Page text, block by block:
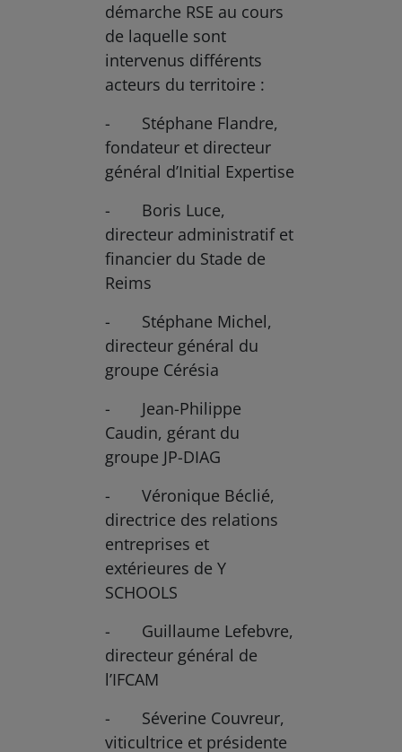
démarche RSE au cours
de laquelle sont
intervenus différents
acteurs du territoire :
- Stéphane Flandre,
fondateur et directeur
général d’Initial Expertise
- Boris Luce,
directeur administratif et
financier du Stade de
Reims
- Stéphane Michel,
directeur général du
groupe Cérésia
- Jean-Philippe
Caudin, gérant du
groupe JP-DIAG
- Véronique Béclié,
directrice des relations
entreprises et
extérieures de Y
SCHOOLS
- Guillaume Lefebvre,
directeur général de
l’IFCAM
- Séverine Couvreur,
viticultrice et présidente